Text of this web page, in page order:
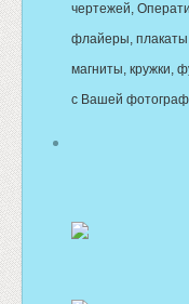
чертежей,
флайеры,
магниты, кружки,
с Вашей